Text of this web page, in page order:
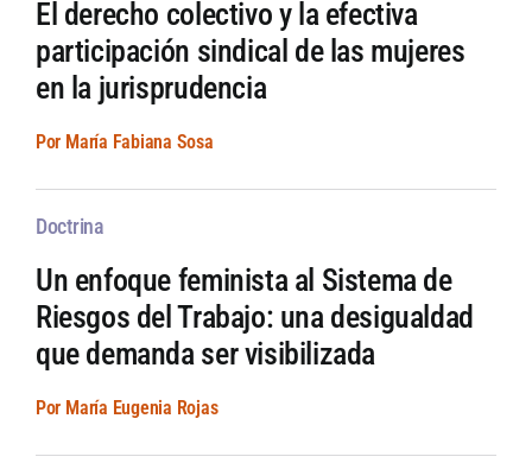
El derecho colectivo y la efectiva
participación sindical de las mujeres
en la jurisprudencia
Por María Fabiana Sosa
Doctrina
Un enfoque feminista al Sistema de
Riesgos del Trabajo: una desigualdad
que demanda ser visibilizada
Por María Eugenia Rojas